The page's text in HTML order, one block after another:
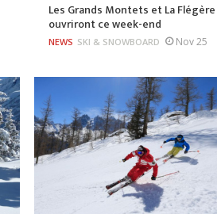
Les Grands Montets et La Flégère
ouvriront ce week-end
NEWS SKI & SNOWBOARD Nov 25